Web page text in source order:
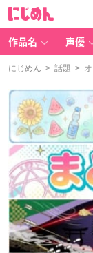
作品名 声優
にじめん > 話題 >